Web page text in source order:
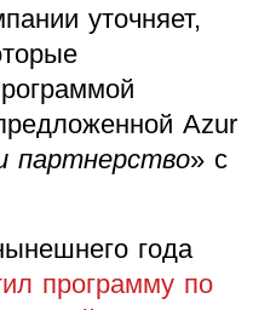
уточняет,
Azur
партнерство» с
года
программу по